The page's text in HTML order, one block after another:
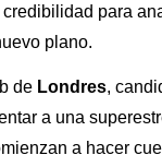
para
plano.
de Londres,
a una
a hacer